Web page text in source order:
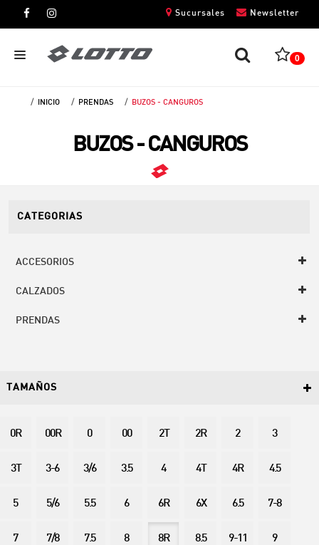
Newsletter
Sucursales
0
INICIO PRENDAS BUZOS - CANGUROS
BUZOS - CANGUROS
CATEGORIAS
ACCESORIOS
CALZADOS
PRENDAS
TAMAÑOS
0R 00R 0 00 2T 2R 2 3
3T 3-6 3/6 3.5 4 4T 4R 4.5
5 5/6 5.5 6 6R 6X 6.5 7-8
7 7/8 7.5 8 8R 8.5 9-11 9